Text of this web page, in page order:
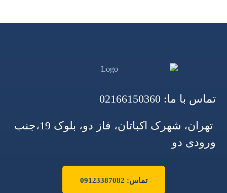
تماس با ما:02166150360
تهران، شهرک اکباتان، فاز دو، بلوک 19،جنب
ورودی دو
تماس: 09123387082